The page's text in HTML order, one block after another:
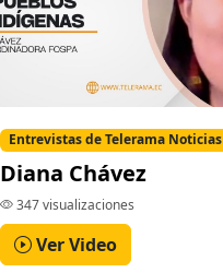
Entrevistas de Telerama Noticias
Diana Chávez
347 visualizaciones
Ver Video